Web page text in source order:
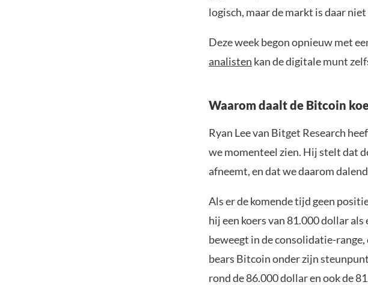
logisch, maar de markt is daar
Deze week begon opnieuw met
analisten kan de digitale munt
Waarom daalt de Bitcoin
Ryan Lee van Bitget Research
we momenteel zien. Hij stelt dat
afneemt, en dat we daarom
Als er de komende tijd geen
hij een koers van 81.000 dollar
beweegt in de consolidatie-
bears Bitcoin onder zijn
rond de 86.000 dollar en ook de